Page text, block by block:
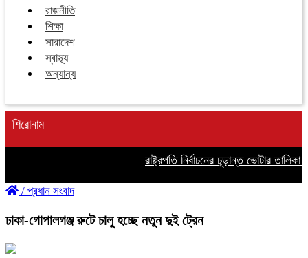
রাজনীতি
শিক্ষা
সারাদেশ
স্বাস্থ্য
অন্যান্য
শিরোনাম
রাষ্ট্রপতি নির্বাচনের চূড়ান্ত ভোটার তালিকা
/ প্রধান সংবাদ
ঢাকা-গোপালগঞ্জ রুটে চালু হচ্ছে নতুন দুই ট্রেন